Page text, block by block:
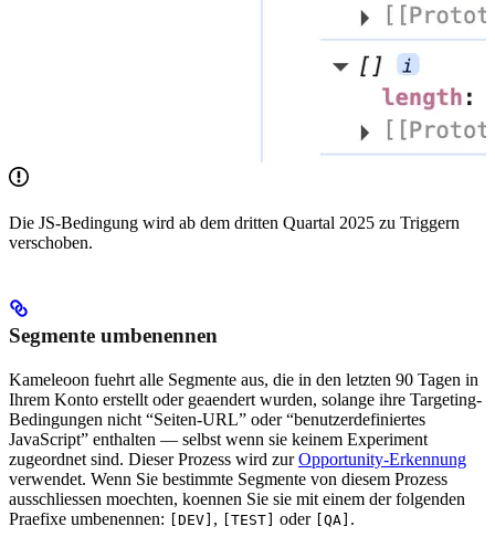
Die JS-Bedingung wird ab dem dritten Quartal 2025 zu Triggern
verschoben.
Segmente umbenennen
Kameleoon fuehrt alle Segmente aus, die in den letzten 90 Tagen in
Ihrem Konto erstellt oder geaendert wurden, solange ihre Targeting-
Bedingungen nicht “Seiten-URL” oder “benutzerdefiniertes
JavaScript” enthalten — selbst wenn sie keinem Experiment
zugeordnet sind. Dieser Prozess wird zurOpportunity-Erkennung
verwendet. Wenn Sie bestimmte Segmente von diesem Prozess
ausschliessen moechten, koennen Sie sie mit einem der folgenden
Praefixe umbenennen:
[DEV] , [TEST] oder [QA] .